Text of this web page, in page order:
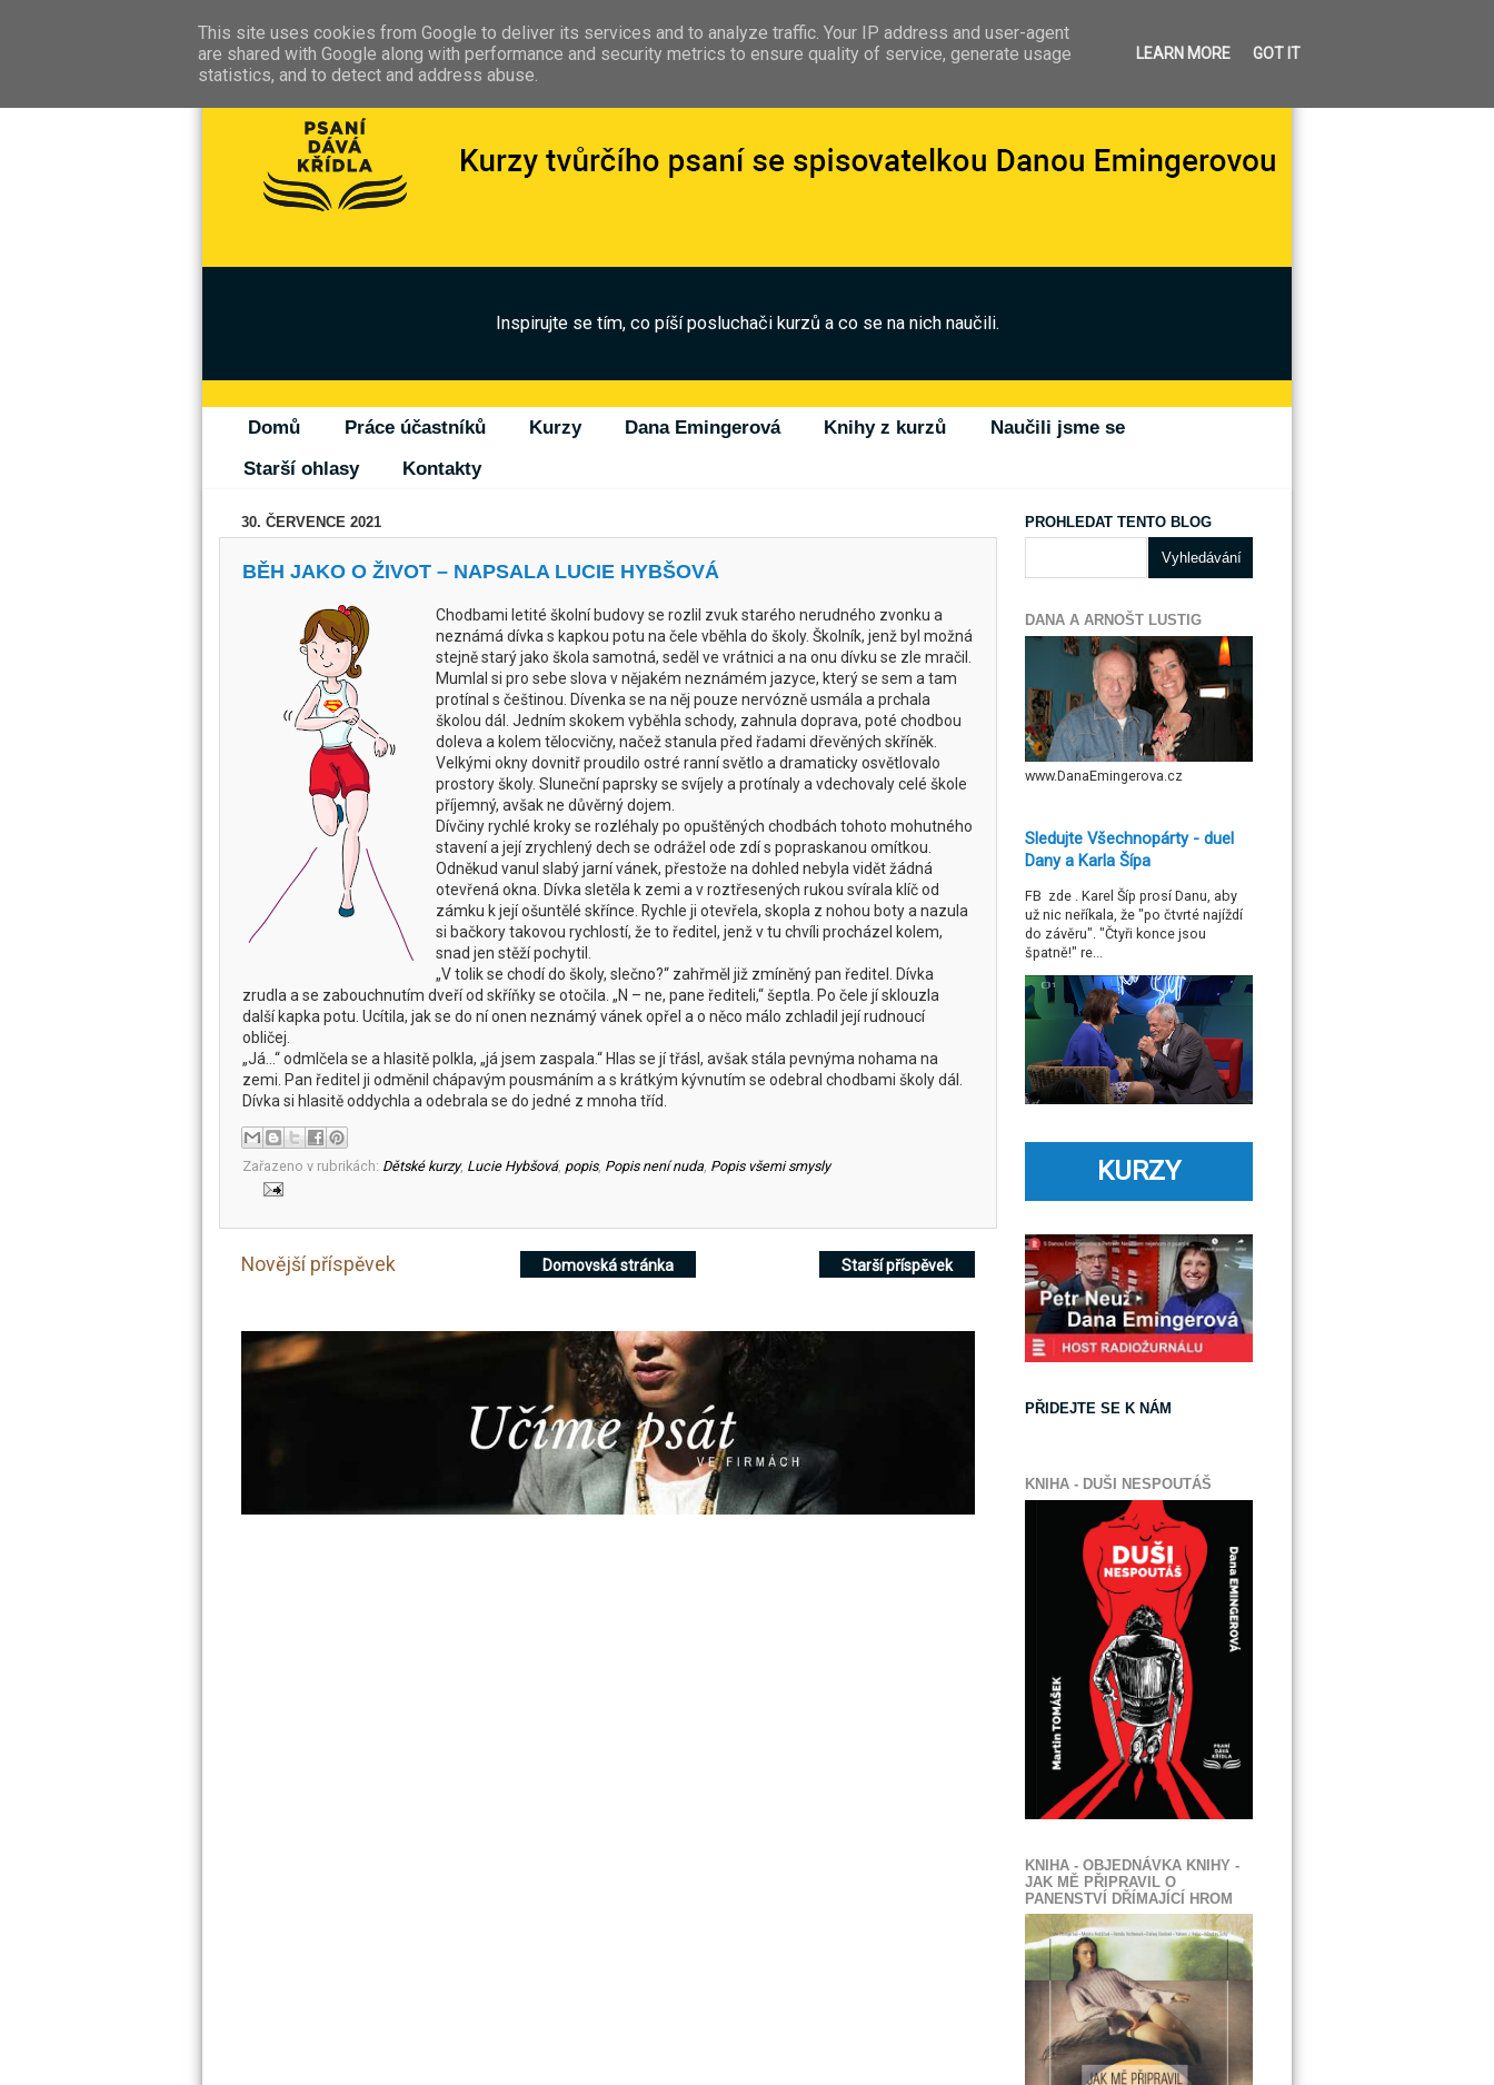
Inspirujte se tím, co píší posluchači kurzů a co se na nich naučili.
Domů Práce účastníků Kurzy Dana Emingerová Knihy z kurzů
Naučili jsme se
Starší ohlasy
Kontakty
30. ČERVENCE 2021
BĚH JAKO O ŽIVOT – NAPSALA LUCIE HYBŠOVÁ
Chodbami letité školní budovy se rozlil zvuk starého nerudného zvonku a
neznámá dívka s kapkou potu na čele vběhla do školy. Školník, jenž byl možná
stejně starý jako škola samotná, seděl ve vrátnici a na onu dívku se zle mračil.
Mumlal si pro sebe slova v nějakém neznámém jazyce, který se sem a tam
protínal s češtinou. Dívenka se na něj pouze nervózně usmála a prchala
školou dál. Jedním skokem vyběhla schody, zahnula doprava, poté chodbou
doleva a kolem tělocvičny, načež stanula před řadami dřevěných skříněk.
Velkými okny dovnitř proudilo ostré ranní světlo a dramaticky osvětlovalo
prostory školy. Sluneční paprsky se svíjely a protínaly a vdechovaly celé škole
příjemný, avšak ne důvěrný dojem.
Dívčiny rychlé kroky se rozléhaly po opuštěných chodbách tohoto mohutného
stavení a její zrychlený dech se odrážel ode zdí s popraskanou omítkou.
Odněkud vanul slabý jarní vánek, přestože na dohled nebyla vidět žádná
otevřená okna. Dívka sletěla k zemi a v roztřesených rukou svírala klíč od
zámku k její ošuntělé skřínce. Rychle ji otevřela, skopla z nohou boty a nazula
si bačkory takovou rychlostí, že to ředitel, jenž v tu chvíli procházel kolem,
snad jen stěží pochytil.
„V tolik se chodí do školy, slečno?“ zahřměl již zmíněný pan ředitel. Dívka
zrudla a se zabouchnutím dveří od skříňky se otočila. „N – ne, pane řediteli,“ šeptla. Po čele jí sklouzla
další kapka potu. Ucítila, jak se do ní onen neznámý vánek opřel a o něco málo zchladil její rudnoucí
obličej.
„Já…“ odmlčela se a hlasitě polkla, „já jsem zaspala.“ Hlas se jí třásl, avšak stála pevnýma nohama na
zemi. Pan ředitel ji odměnil chápavým pousmáním a s krátkým kývnutím se odebral chodbami školy dál.
Dívka si hlasitě oddychla a odebrala se do jedné z mnoha tříd.
Zařazeno v rubrikách: Dětské kurzy, Lucie Hybšová, popis, Popis není nuda, Popis všemi smysly
Novější příspěvek Starší příspěvek
Domovská stránka
PROHLEDAT TENTO BLOG
DANA A ARNOŠT LUSTIG
www.DanaEmingerova.cz
Sledujte Všechnopárty - duel
Dany a Karla Šípa
FB zde . Karel Šíp prosí Danu, aby
už nic neříkala, že "po čtvrté najíždí
do závěru". "Čtyři konce jsou
špatně!" re...
KURZY
PŘIDEJTE SE K NÁM
KNIHA - DUŠI NESPOUTÁŠ
KNIHA - OBJEDNÁVKA KNIHY -
JAK MĚ PŘIPRAVIL O
PANENSTVÍ DŘÍMAJÍCÍ HROM
This site uses cookies from Google to deliver its services and to analyze traffic. Your IP address and user-agent
are shared with Google along with performance and security metrics to ensure quality of service, generate usage
statistics, and to detect and address abuse.
LEARN MORE GOT IT